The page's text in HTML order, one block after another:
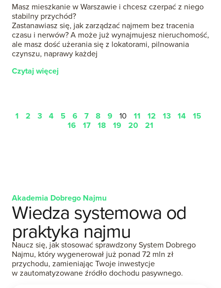
Masz mieszkanie w Warszawie i chcesz czerpać z niego
stabilny przychód?
Zastanawiasz się, jak zarządzać najmem bez tracenia
czasu i nerwów? A może już wynajmujesz nieruchomość,
ale masz dość użerania się z lokatorami, pilnowania
czynszu, naprawy każdej
Czytaj więcej
1 2 3 4 5 6 7 8 9 10 11 12 13 14
15
16
17 18 19 20 21
Akademia Dobrego Najmu
Wiedza systemowa od
praktyka najmu
Naucz się, jak stosować sprawdzony System Dobrego
Najmu, który wygenerował już ponad 72 mln zł
przychodu, zamieniając Twoje inwestycje
w zautomatyzowane źródło dochodu pasywnego.